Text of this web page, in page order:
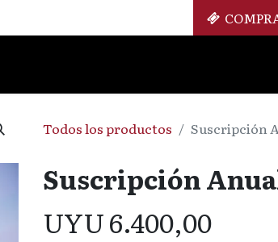
Todos los productos Suscripción
Suscripción
UYU6.400,00